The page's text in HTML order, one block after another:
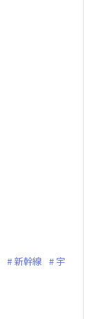
新幹線
宇